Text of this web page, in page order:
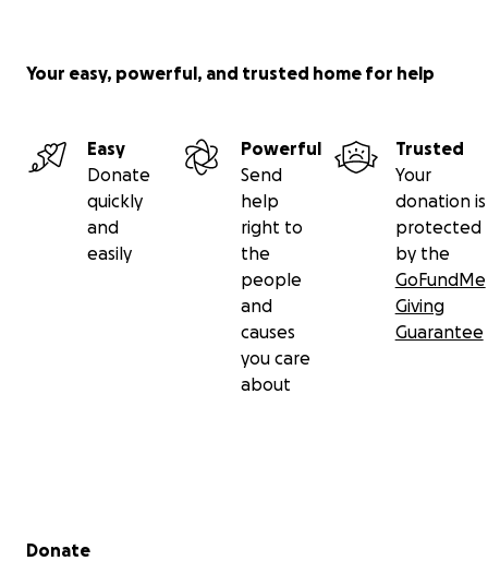
Your easy, powerful, and trusted home for help
Easy
Donate
quickly
and
easily
Powerful
Send
help
right to
the
people
and
causes
you care
about
Trusted
Your
donation is
protected
by the
GoFundMe
Giving
Guarantee
Secondary menu
Donate